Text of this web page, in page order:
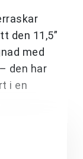
den 11,5”
med
den har
i en